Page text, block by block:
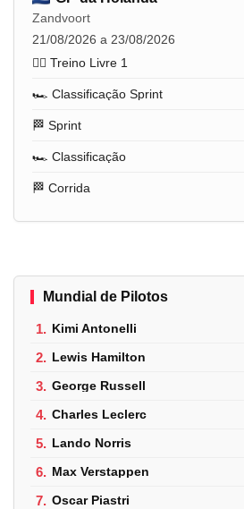
Zandvoort
21/08/2026 a 23/08/2026
🏋️‍♂️ Treino Livre 1
🏎️ Classificação Sprint
🏁 Sprint
🏎️ Classificação
🏁 Corrida
Mundial de Pilotos
1. Kimi Antonelli
2. Lewis Hamilton
3. George Russell
4. Charles Leclerc
5. Lando Norris
6. Max Verstappen
7. Oscar Piastri